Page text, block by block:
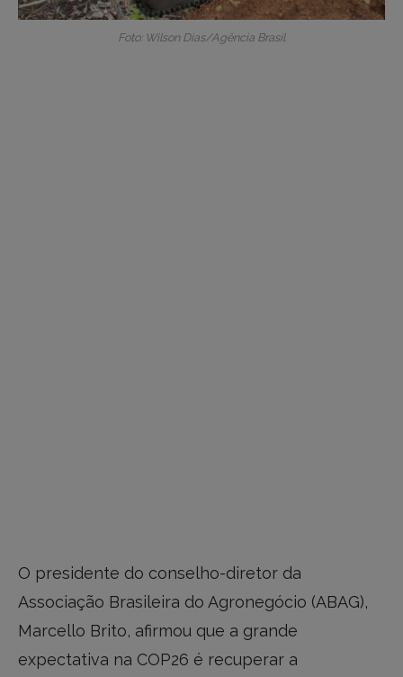
Foto: Wilson Dias/Agência Brasil
O presidente do conselho-diretor da
Associação Brasileira do Agronegócio (ABAG),
Marcello Brito, afirmou que a grande
expectativa na COP26 é recuperar a